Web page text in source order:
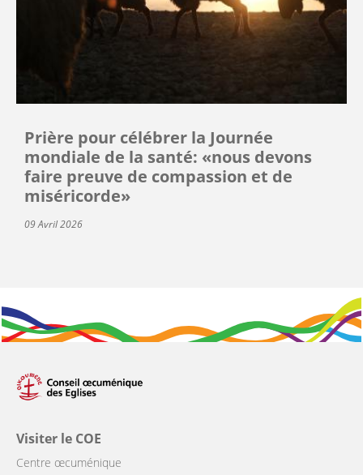
Prière pour célébrer la Journée
mondiale de la santé: «nous devons
faire preuve de compassion et de
miséricorde»
09 Avril 2026
Visiter le COE
Centre œcuménique